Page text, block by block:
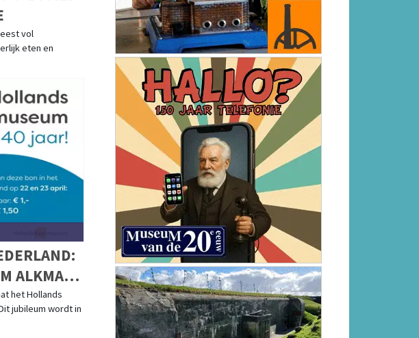
vol
eten en
ALKMAAR
het Hollands
jubileum wordt in